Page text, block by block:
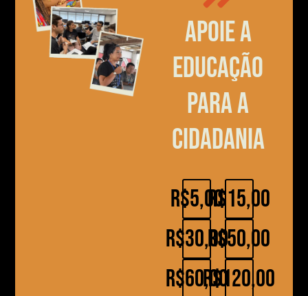
Apoie a
educação
para a
cidadania
R$5,00
R$30,00
R$60,00
R$15,00
R$50,00
R$120,00